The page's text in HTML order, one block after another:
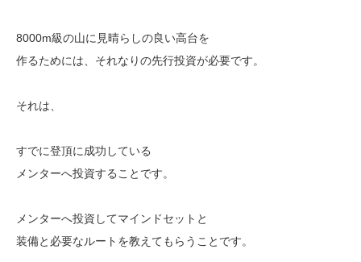
8000m級の山に見晴らしの良い高台を
作るためには、それなりの先行投資が必要です。
それは、
すでに登頂に成功している
メンターへ投資することです。
メンターへ投資してマインドセットと
装備と必要なルートを教えてもらうことです。